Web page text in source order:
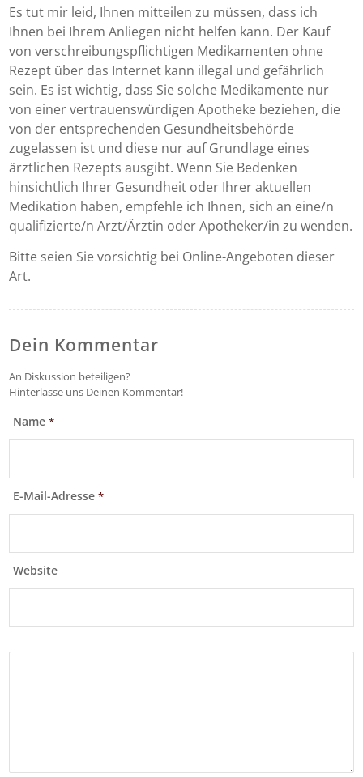
Es tut mir leid, Ihnen mitteilen zu müssen, dass ich
Ihnen bei Ihrem Anliegen nicht helfen kann. Der Kauf
von verschreibungspflichtigen Medikamenten ohne
Rezept über das Internet kann illegal und gefährlich
sein. Es ist wichtig, dass Sie solche Medikamente nur
von einer vertrauenswürdigen Apotheke beziehen, die
von der entsprechenden Gesundheitsbehörde
zugelassen ist und diese nur auf Grundlage eines
ärztlichen Rezepts ausgibt. Wenn Sie Bedenken
hinsichtlich Ihrer Gesundheit oder Ihrer aktuellen
Medikation haben, empfehle ich Ihnen, sich an eine/n
qualifizierte/n Arzt/Ärztin oder Apotheker/in zu wenden.
Bitte seien Sie vorsichtig bei Online-Angeboten dieser
Art.
Dein Kommentar
An Diskussion beteiligen?
Hinterlasse uns Deinen Kommentar!
Name*
E-Mail-Adresse*
Website